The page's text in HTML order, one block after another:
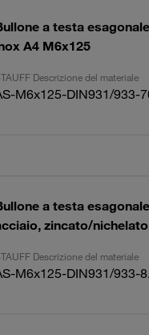
a testa
A4 M6x125
Descrizione del materiale
M6x125-DIN931/933-
a testa
zincato/
Descrizione del materiale
M6x125-DIN931/933-